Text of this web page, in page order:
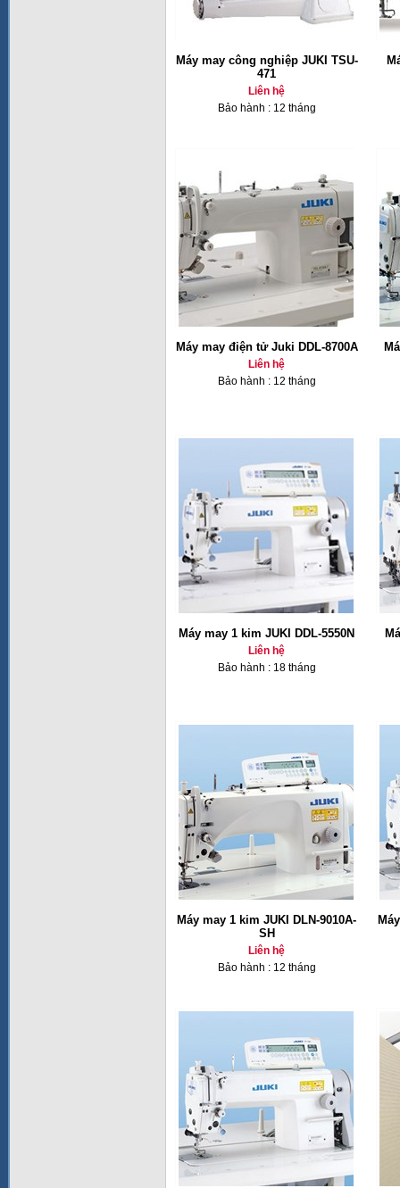
Máy may công nghiệp JUKI TSU-
471
Liên hệ
Bảo hành : 12 tháng
Máy may điện tử Juki DDL-8700A
Liên hệ
Bảo hành : 12 tháng
Máy may 1 kim JUKI DDL-5550N
Liên hệ
Bảo hành : 18 tháng
Máy may 1 kim JUKI DLN-9010A-
SH
Liên hệ
Bảo hành : 12 tháng